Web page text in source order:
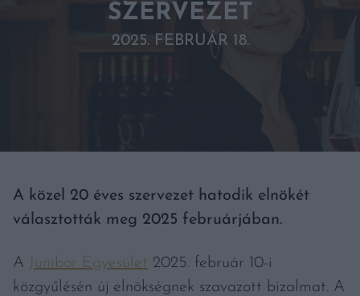
SZERVEZET
2025. FEBRUÁR 18.
A közel 20 éves szervezet hatodik elnökét
választották meg 2025 februárjában.
A Junibor Egyesület 2025. február 10-i
közgyűlésén új elnökségnek szavazott bizalmat. A